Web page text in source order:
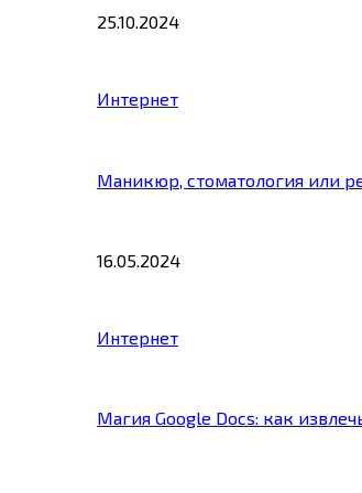
25.10.2024
Интернет
Маникюр, стоматология или
16.05.2024
Интернет
Магия Google Docs: как